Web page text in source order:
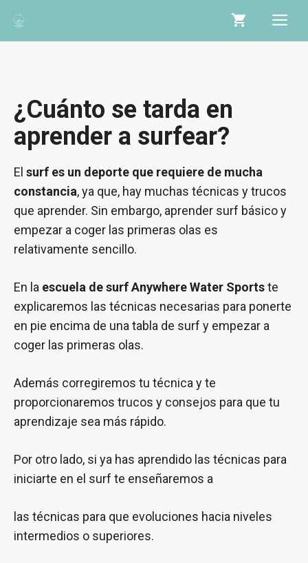
¿Cuánto se tarda en
aprender a surfear?
El surf es un deporte que requiere de mucha
constancia, ya que, hay muchas técnicas y trucos
que aprender. Sin embargo, aprender surf básico y
empezar a coger las primeras olas es
relativamente sencillo.
En la escuela de surf Anywhere Water Sportste
explicaremos las técnicas necesarias para ponerte
en pie encima de una tabla de surf y empezar a
coger las primeras olas.
Además corregiremos tu técnica y te
proporcionaremos trucos y consejos para que tu
aprendizaje sea más rápido.
Por otro lado, si ya has aprendido las técnicas para
iniciarte en el surf te enseñaremos a
las técnicas para que evoluciones hacia niveles
intermedios o superiores.